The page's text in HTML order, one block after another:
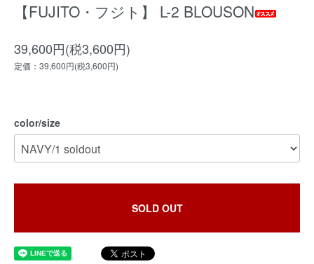
【FUJITO・フジト】 L-2 BLOUSON
39,600円(税3,600円)
定価：39,600円(税3,600円)
color/size
SOLD OUT